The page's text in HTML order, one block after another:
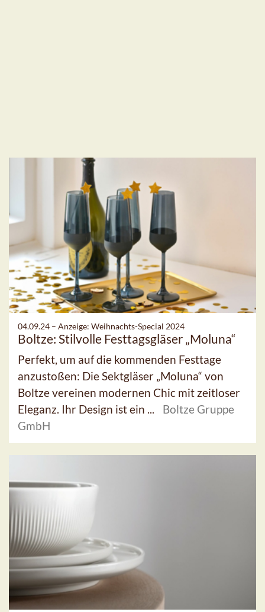
04.09.24 – Anzeige: Weihnachts-Special 2024
Boltze: Stilvolle Festtagsgläser „Moluna“
Perfekt, um auf die kommenden Festtage
anzustoßen: Die Sektgläser „Moluna“ von
Boltze vereinen modernen Chic mit zeitloser
Eleganz. Ihr Design ist ein ...
Boltze Gruppe
GmbH